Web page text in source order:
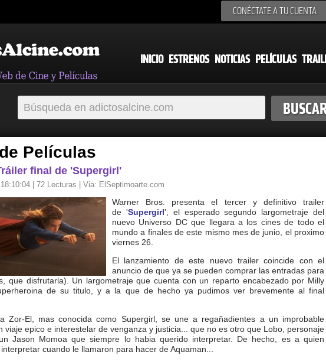
CONÉCTATE A TU CUENTA
INICIO ESTRENOS NOTICIAS PELÍCULAS
Películas
final de 'Supergirl'
| 72 Lecturas | Via: ElSeptimoarte.com
Warner Bros. presenta el tercer y definitivo trailer
de 'Supergirl', el esperado segundo largometraje del
nuevo Universo DC que llegara a los cines de todo el
mundo a finales de este mismo mes de junio, el proximo
viernes 26.
El lanzamiento de este nuevo trailer coincide con el
anuncio de que ya se pueden comprar las entradas para
que disfrutarla). Un largometraje que cuenta con un reparto encabezado por Milly
de su titulo, y a la que de hecho ya pudimos ver brevemente al final
Zor-El, mas conocida como Supergirl, se une a regañadientes a un improbable
viaje epico e interestelar de venganza y justicia... que no es otro que Lobo, personaje
Jason Momoa que siempre lo habia querido interpretar. De hecho, es a quien
cuando le llamaron para hacer de Aquaman...